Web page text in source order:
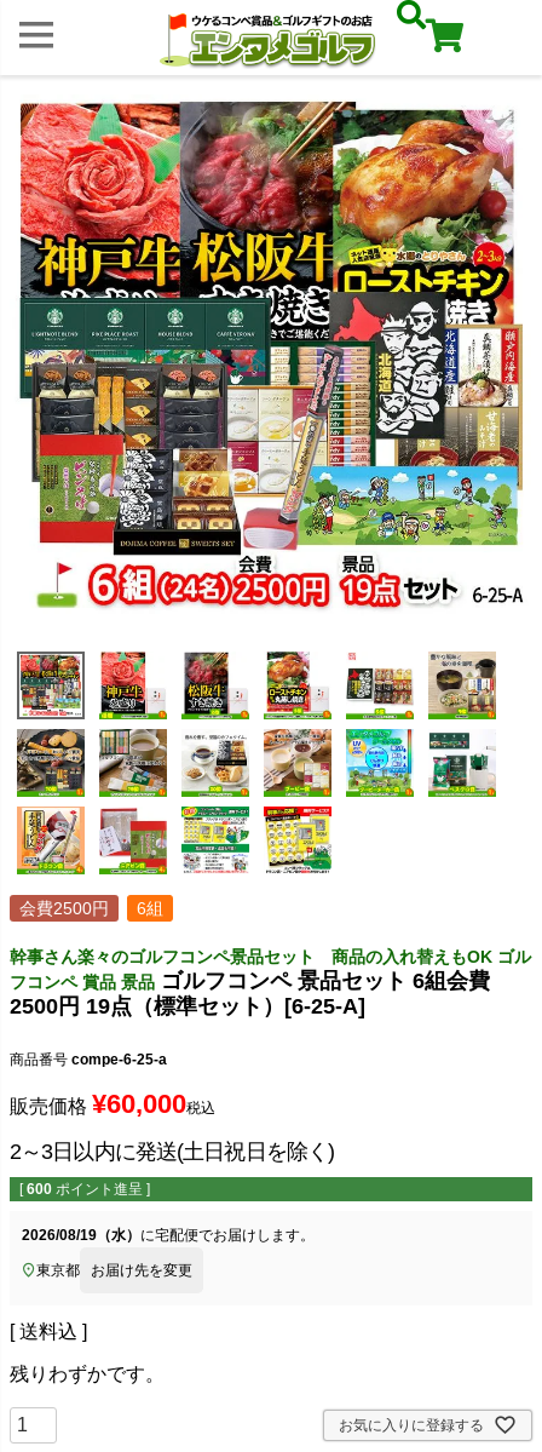
会費2500円 6組
幹事さん楽々のゴルフコンペ景品セット 商品の入れ替えもOK ゴル
フコンペ 賞品 景品 ゴルフコンペ 景品セット 6組会費
2500円 19点（標準セット）[6-25-A]
商品番号 compe-6-25-a
販売価格 ¥60,000税込
2～3日以内に発送(土日祝日を除く)
[ 600 ポイント進呈 ]
2026/08/19（水） に宅配便でお届けします。
東京都 お届け先を変更
送料込
残りわずかです。
お気に入りに登録する